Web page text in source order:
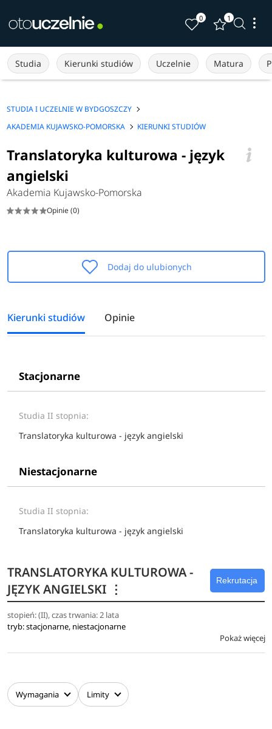
0 1
Studia Kierunki studiów Uczelnie Matura
STUDIA I UCZELNIE W BYDGOSZCZY
AKADEMIA KUJAWSKO-POMORSKA
KIERUNKI STUDIÓW
Translatoryka kulturowa - język
angielski
Akademia Kujawsko-Pomorska
Opinie (0)
TRANSLATORYKA KULTUROWA -
JĘZYK ANGIELSKI ⋮
Rekrutacja
stopień: (II), czas trwania: 2 lata
tryb: stacjonarne, niestacjonarne
Pokaż więcej
Wymagania Limity
Dodaj do ulubionych
Kierunki studiów Opinie
Stacjonarne
Studia II stopnia:
Translatoryka kulturowa - język angielski
Niestacjonarne
Studia II stopnia:
Translatoryka kulturowa - język angielski